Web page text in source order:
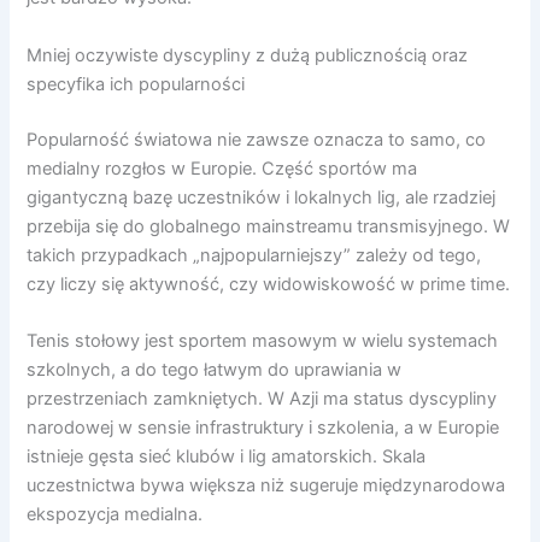
Mniej oczywiste dyscypliny z dużą publicznością oraz
specyfika ich popularności
Popularność światowa nie zawsze oznacza to samo, co
medialny rozgłos w Europie. Część sportów ma
gigantyczną bazę uczestników i lokalnych lig, ale rzadziej
przebija się do globalnego mainstreamu transmisyjnego. W
takich przypadkach „najpopularniejszy” zależy od tego,
czy liczy się aktywność, czy widowiskowość w prime time.
Tenis stołowy jest sportem masowym w wielu systemach
szkolnych, a do tego łatwym do uprawiania w
przestrzeniach zamkniętych. W Azji ma status dyscypliny
narodowej w sensie infrastruktury i szkolenia, a w Europie
istnieje gęsta sieć klubów i lig amatorskich. Skala
uczestnictwa bywa większa niż sugeruje międzynarodowa
ekspozycja medialna.